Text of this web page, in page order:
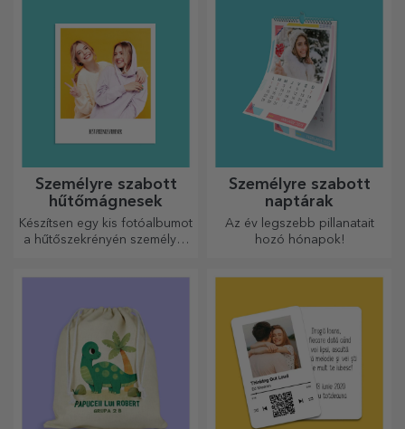
Személyre szabott
hűtőmágnesek
Készítsen egy kis fotóalbumot
a hűtőszekrényén személyre
Személyre szabott
naptárak
Az év legszebb pillanatait
hozó hónapok!